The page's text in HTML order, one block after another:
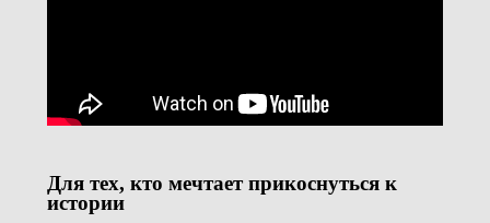
Для тех, кто мечтает прикоснуться к
истории